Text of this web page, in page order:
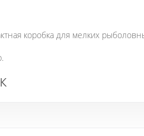
коробка для мелких